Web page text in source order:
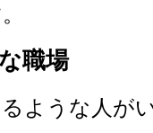
職場
ような人が